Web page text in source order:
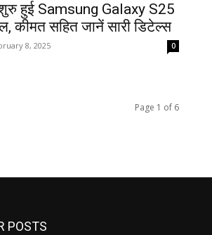
शुरु हुई Samsung Galaxy S25
कीमत सहित जानें सारी डिटेल्स
8, 2025 0
Page 1 of 6
POSTS